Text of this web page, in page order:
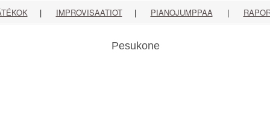
| IMPROVISAATIOT| PIANOJUMPPAA|
Pesukone